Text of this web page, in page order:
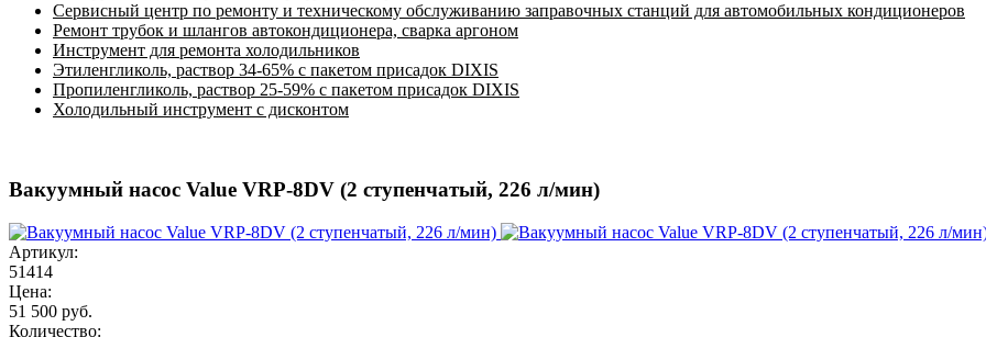
Сервисный центр по ремонту и техническому обслуживанию заправочных станций для автомобильных кондиционеров
Ремонт трубок и шлангов автокондиционера, сварка аргоном
Инструмент для ремонта холодильников
Этиленгликоль, раствор 34-65% с пакетом присадок DIXIS
Пропиленгликоль, раствор 25-59% с пакетом присадок DIXIS
Холодильный инструмент с дисконтом
Вакуумный насос Value VRP-8DV (2 ступенчатый, 226 л/мин)
Артикул:
51414
Цена:
51 500 руб.
Количество: